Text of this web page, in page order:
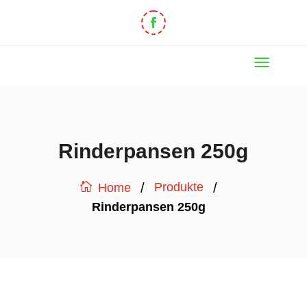
Rinderpansen 250g
Home / Produkte /
Rinderpansen 250g